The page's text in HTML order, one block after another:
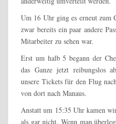
Um 16 Uhr ging es erneut zum
zwar bereits ein paar andere
Mitarbeiter zu sehen war.
Erst um halb 5 begann der
das Ganze jetzt reibungslos
unsere Tickets für den Flug
von dort nach Manaus.
Anstatt um 15:35 Uhr kamen
als gar nicht. Wenn man